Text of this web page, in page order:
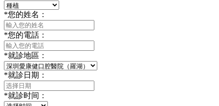
*您的姓名：
*您的電話：
*就診地區：
*就診日期：
*就診时间：